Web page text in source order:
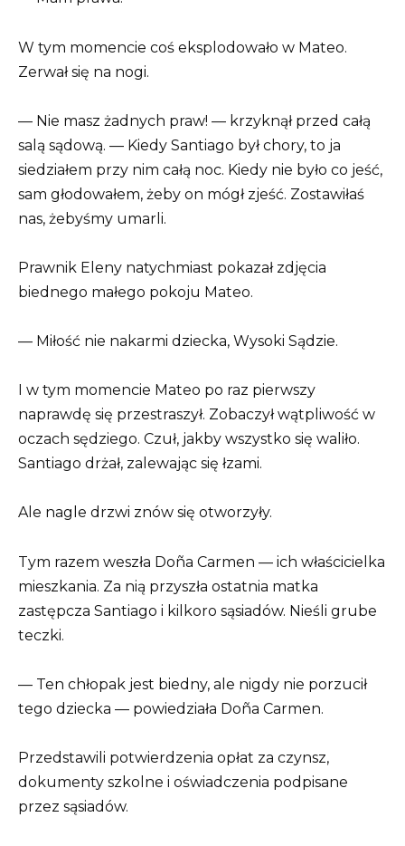
W tym momencie coś eksplodowało w Mateo.
Zerwał się na nogi.
— Nie masz żadnych praw! — krzyknął przed całą
salą sądową. — Kiedy Santiago był chory, to ja
siedziałem przy nim całą noc. Kiedy nie było co jeść,
sam głodowałem, żeby on mógł zjeść. Zostawiłaś
nas, żebyśmy umarli.
Prawnik Eleny natychmiast pokazał zdjęcia
biednego małego pokoju Mateo.
— Miłość nie nakarmi dziecka, Wysoki Sądzie.
I w tym momencie Mateo po raz pierwszy
naprawdę się przestraszył. Zobaczył wątpliwość w
oczach sędziego. Czuł, jakby wszystko się waliło.
Santiago drżał, zalewając się łzami.
Ale nagle drzwi znów się otworzyły.
Tym razem weszła Doña Carmen — ich właścicielka
mieszkania. Za nią przyszła ostatnia matka
zastępcza Santiago i kilkoro sąsiadów. Nieśli grube
teczki.
— Ten chłopak jest biedny, ale nigdy nie porzucił
tego dziecka — powiedziała Doña Carmen.
Przedstawili potwierdzenia opłat za czynsz,
dokumenty szkolne i oświadczenia podpisane
przez sąsiadów.